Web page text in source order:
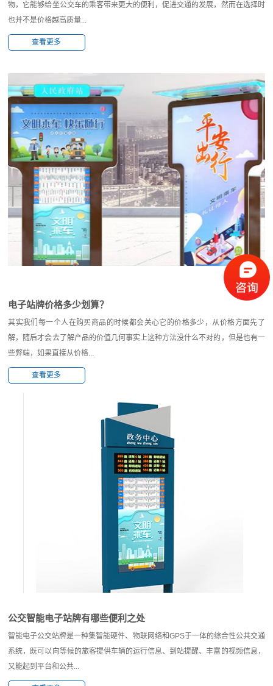
物，它能够给坐公交车的乘客带来更大的便利，促进交通的发展，然而在选择时
也并不是价格越高质量...
查看更多
电子站牌价格多少划算？
其实我们每一个人在购买商品的时候都会关心它的价格多少，从价格方面先了
解，随后才会去了解产品的价值几何事实上这种方法没什么不对的，但是也有一
些弊端，如果直接从价格...
查看更多
公交智能电子站牌有哪些便利之处
智能电子公交站牌是一种集智能硬件、物联网络和GPS于一体的综合性公共交通
系统，既可以向等候的旅客提供车辆的运行信息、到站提醒、丰富的视频信息，
又能起到平台和公共...